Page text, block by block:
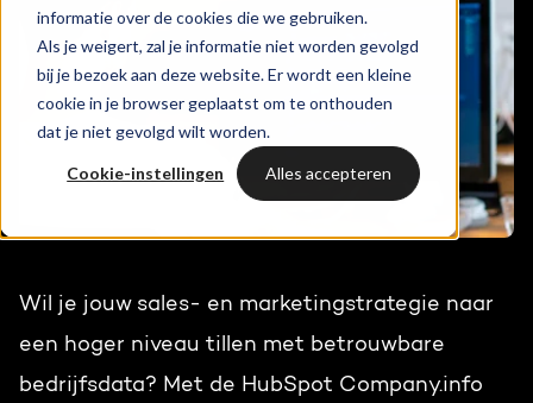
informatie over de cookies die we gebruiken.
Als je weigert, zal je informatie niet worden gevolgd
bij je bezoek aan deze website. Er wordt een kleine
cookie in je browser geplaatst om te onthouden
dat je niet gevolgd wilt worden.
Cookie-instellingen Alles accepteren
HubSpot automations
HubSpot integraties
HubSpot trainingen
GROWTH SERVICES
Bright
WELKOM BIJ BRIGHT
Contact
Inspiratie
LAAT JE INSPIREREN
HubSpot video's
HubSpot
Wil je jouw sales- en marketingstrategie naar
een hoger niveau tillen met betrouwbare
bedrijfsdata? Met de HubSpot Company.info